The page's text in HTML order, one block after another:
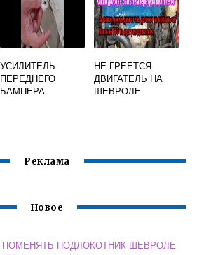
УСИЛИТЕЛЬ
ПЕРЕДНЕГО
БАМПЕРА
НЕ ГРЕЕТСЯ
ДВИГАТЕЛЬ НА
ШЕВРОЛЕ
Реклама
Новое
ПОМЕНЯТЬ ПОДЛОКОТНИК ШЕВРОЛЕ